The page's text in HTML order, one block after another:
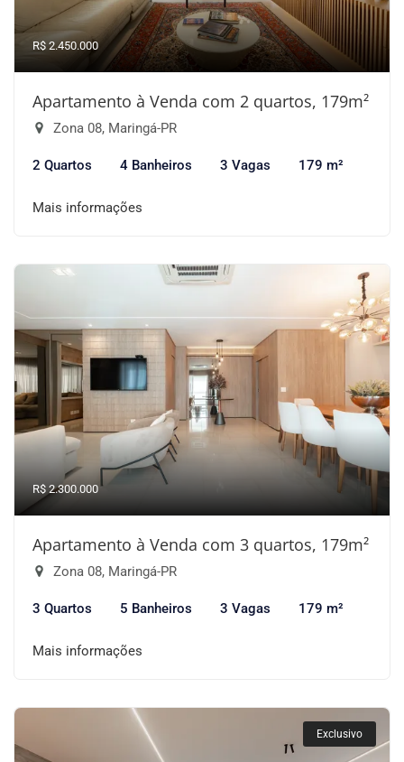
R$ 2.450.000
Apartamento à Venda com 2 quartos, 179m²
Zona 08, Maringá-PR
2 Quartos 4 Banheiros 3 Vagas 179 m²
Mais informações
R$ 2.300.000
Apartamento à Venda com 3 quartos, 179m²
Zona 08, Maringá-PR
3 Quartos 5 Banheiros 3 Vagas 179 m²
Mais informações
Exclusivo